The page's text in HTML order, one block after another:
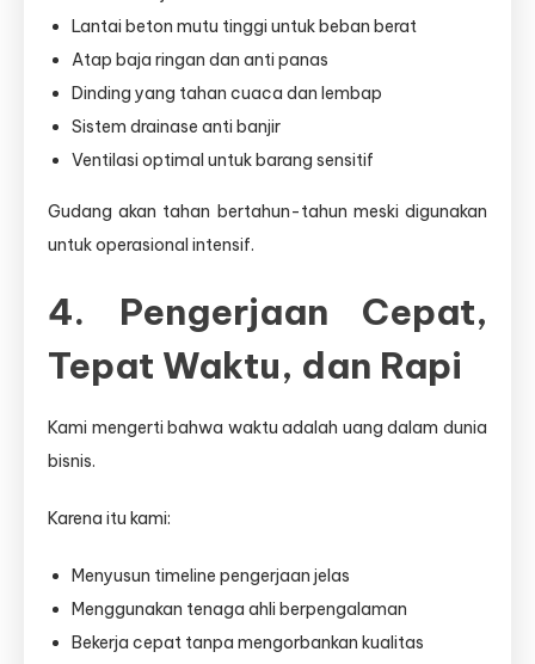
Lantai beton mutu tinggi untuk beban berat
Atap baja ringan dan anti panas
Dinding yang tahan cuaca dan lembap
Sistem drainase anti banjir
Ventilasi optimal untuk barang sensitif
Gudang akan tahan bertahun-tahun meski digunakan
untuk operasional intensif.
4. Pengerjaan Cepat,
Tepat Waktu, dan Rapi
Kami mengerti bahwa waktu adalah uang dalam dunia
bisnis.
Karena itu kami:
Menyusun timeline pengerjaan jelas
Menggunakan tenaga ahli berpengalaman
Bekerja cepat tanpa mengorbankan kualitas